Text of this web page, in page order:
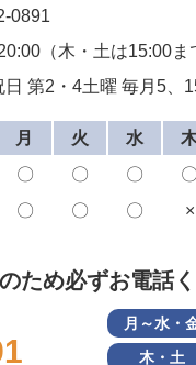
0891
（木・土は15:00ま
日 第2・4土曜 毎月5、
月 火 水
〇 〇 〇 〇
〇 〇 〇 ×
ため必ずお電話
月～水・
木・土